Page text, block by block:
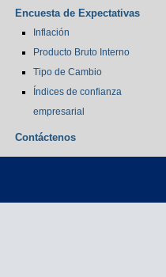
Encuesta de Expectativas
Inflación
Producto Bruto Interno
Tipo de Cambio
Índices de confianza
empresarial
Contáctenos